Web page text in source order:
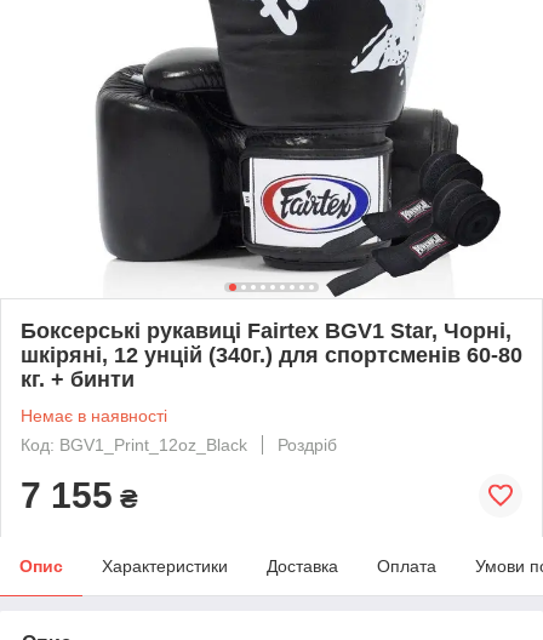
Боксерські рукавиці Fairtex BGV1 Star, Чорні,
шкіряні, 12 унцій (340г.) для спортсменів 60-80
кг. + бинти
Немає в наявності
Код: BGV1_Print_12oz_Black
Роздріб
7 155 ₴
Опис Характеристики Доставка Оплата Умови